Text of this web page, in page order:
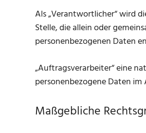
Als „Verantwortlicher“ wird
Stelle, die allein oder
personenbezogenen Daten
„Auftragsverarbeiter“ eine
personenbezogene Daten
Maßgebliche